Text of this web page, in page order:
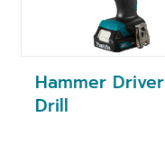
Hammer Driver
Drill